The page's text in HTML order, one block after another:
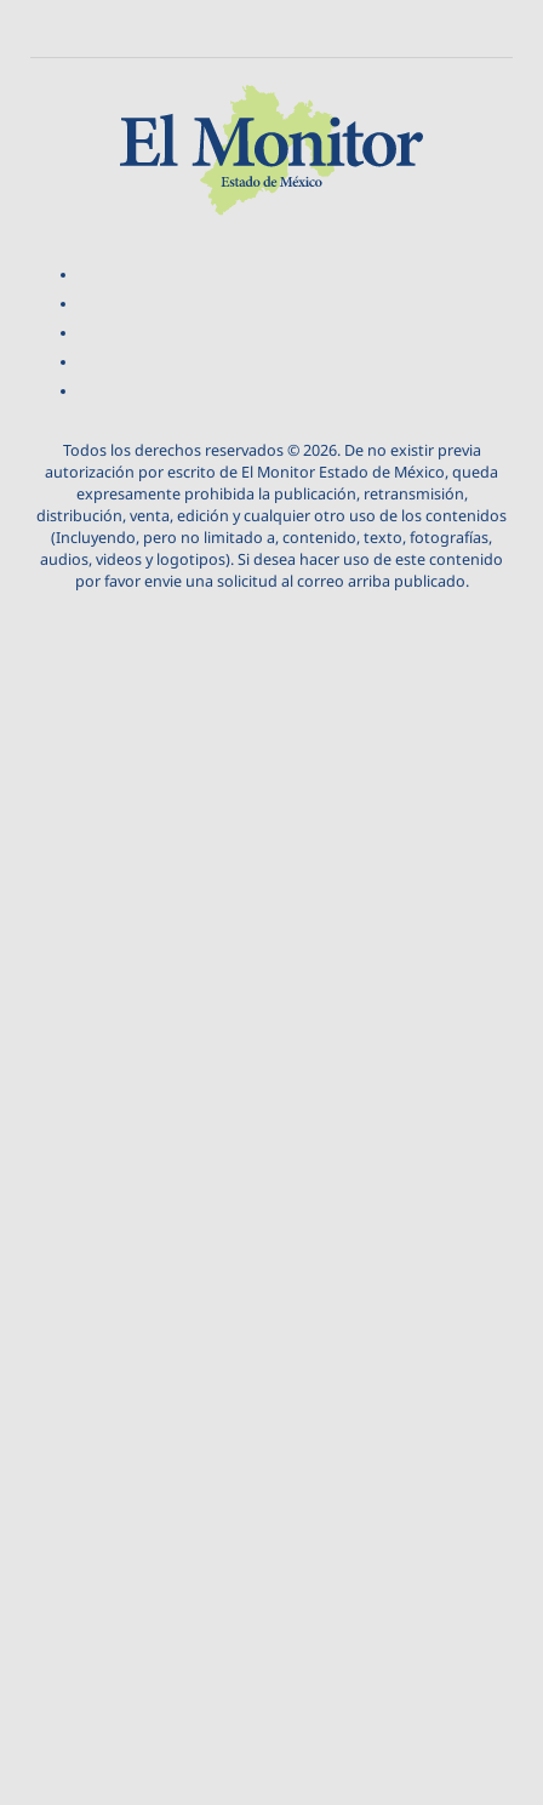
Todos los derechos reservados © 2026. De no existir previa
autorización por escrito de El Monitor Estado de México, queda
expresamente prohibida la publicación, retransmisión,
distribución, venta, edición y cualquier otro uso de los contenidos
(Incluyendo, pero no limitado a, contenido, texto, fotografías,
audios, videos y logotipos). Si desea hacer uso de este contenido
por favor envie una solicitud al correo arriba publicado.